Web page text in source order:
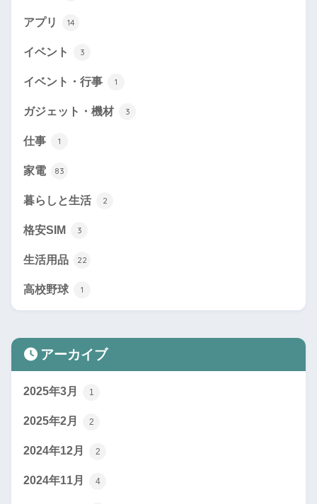
アプリ 14
イベント 3
イベント・行事 1
ガジェット・機材 3
仕事 1
家電 83
暮らしと生活 2
格安SIM 3
生活用品 22
高校野球 1
アーカイブ
2025年3月 1
2025年2月 2
2024年12月 2
2024年11月 4